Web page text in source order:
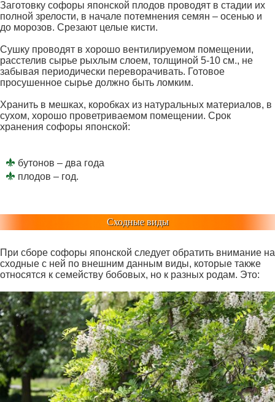
Заготовку софоры японской плодов проводят в стадии их
полной зрелости, в начале потемнения семян – осенью и
до морозов. Срезают целые кисти.
Сушку проводят в хорошо вентилируемом помещении,
расстелив сырье рыхлым слоем, толщиной 5-10 см., не
забывая периодически переворачивать. Готовое
просушенное сырье должно быть ломким.
Хранить в мешках, коробках из натуральных материалов, в
сухом, хорошо проветриваемом помещении. Срок
хранения софоры японской:
бутонов – два года
плодов – год.
Сходные виды
При сборе софоры японской следует обратить внимание на
сходные с ней по внешним данным виды, которые также
относятся к семейству бобовых, но к разных родам. Это: